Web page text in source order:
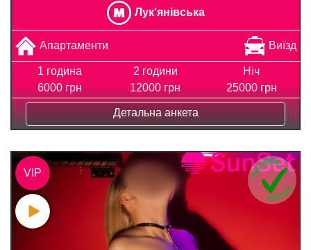
Лук'янівська
Апартаменти Виїзд
1 година
6000 грн
2 години
12000 грн
Ніч
25000 грн
Детальна анкета
VIP